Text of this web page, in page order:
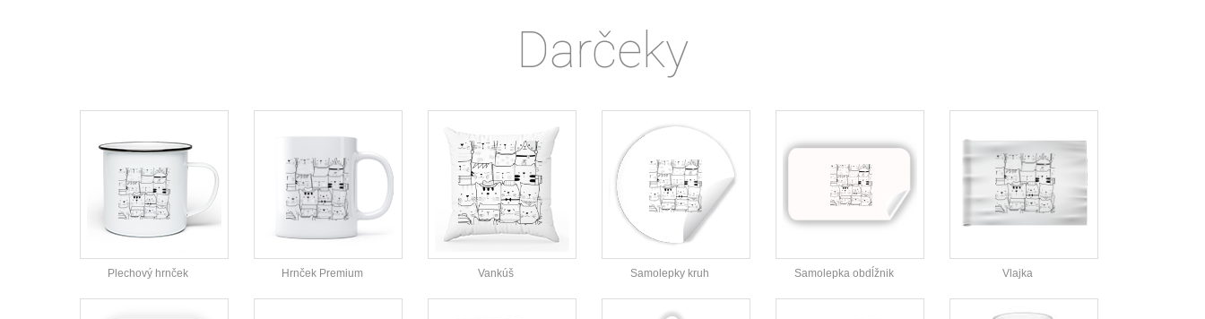
Darčeky
Plechový hrnček Hrnček Premium Vankúš Samolepky kruh Samolepka obdĺžnik Vlajka